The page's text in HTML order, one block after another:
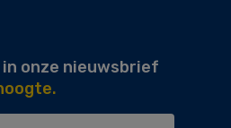
onze nieuwsbrief